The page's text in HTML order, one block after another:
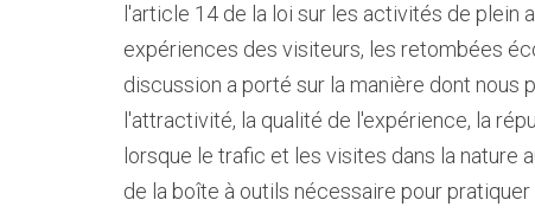
l'article 14 de la loi sur les activités de plein
expériences des visiteurs, les retombées
discussion a porté sur la manière dont nous
l'attractivité, la qualité de l'expérience, la
lorsque le trafic et les visites dans la nature
de la boîte à outils nécessaire pour